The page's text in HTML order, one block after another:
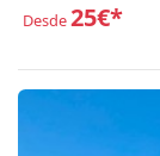
Desde25€*